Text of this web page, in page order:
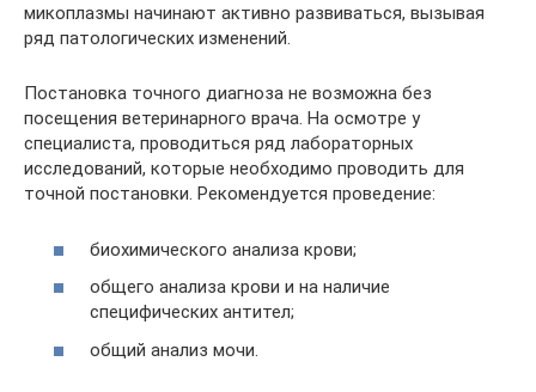
микоплазмы начинают активно развиваться, вызывая
ряд патологических изменений.
Постановка точного диагноза не возможна без
посещения ветеринарного врача. На осмотре у
специалиста, проводиться ряд лабораторных
исследований, которые необходимо проводить для
точной постановки. Рекомендуется проведение:
биохимического анализа крови;
общего анализа крови и на наличие
специфических антител;
общий анализ мочи.